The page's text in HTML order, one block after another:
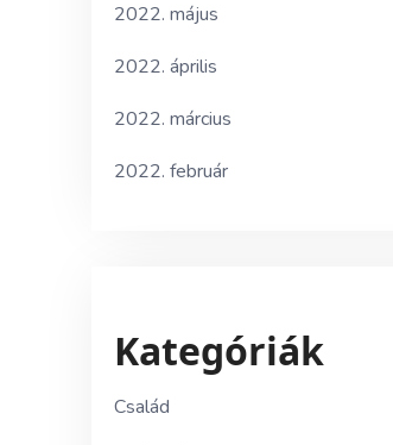
2022. május
2022. április
2022. március
2022. február
Kategóriák
Család